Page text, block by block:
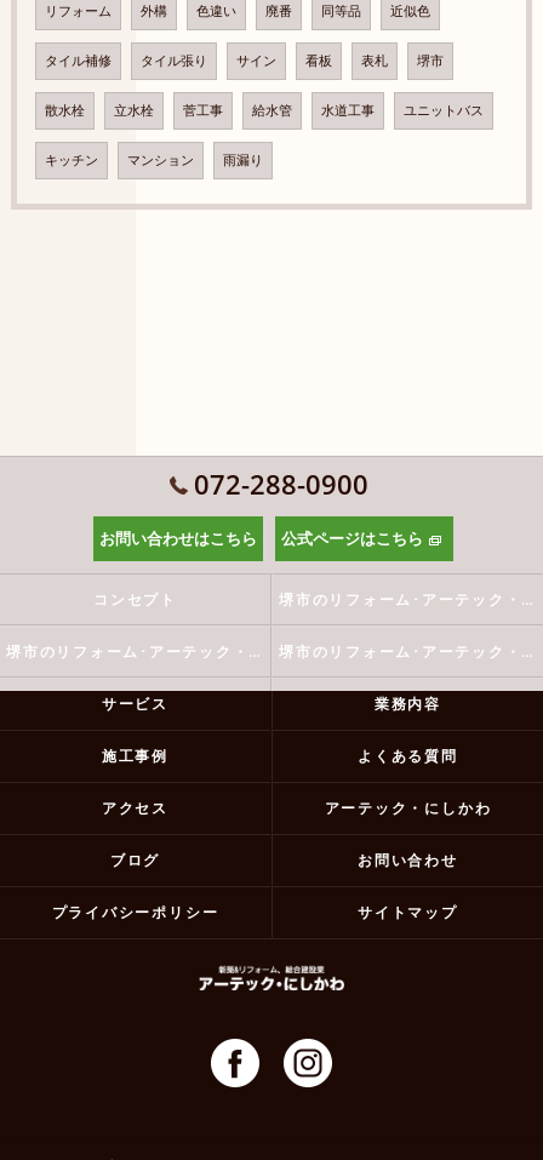
リフォーム 外構 色違い 廃番 同等品 近似色
タイル補修 タイル張り サイン 看板 表札 堺市
散水栓 立水栓 菅工事 給水管 水道工事 ユニットバス
キッチン マンション 雨漏り
072-288-0900
お問い合わせはこちら 公式ページはこちら
コンセプト 堺市のリフォーム･アーテック・にしかわの口コミ情報
堺市のリフォーム･アーテック・にしかわの評判 堺市のリフォーム･アーテック・にしかわのお客様の声
サービス 業務内容
施工事例 よくある質問
アクセス アーテック・にしかわ
ブログ お問い合わせ
プライバシーポリシー サイトマップ